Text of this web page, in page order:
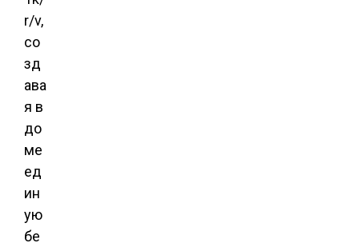
r/v,
со
зд
ава
я в
до
ме
ед
ин
ую
бе